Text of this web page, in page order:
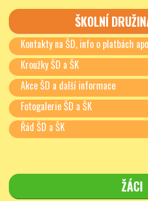
ŠKOLNÍ
Kontakty na ŠD, info o platbách
Kroužky ŠD a ŠK
Akce ŠD a další informace
Fotogalerie ŠD a ŠK
Řád ŠD a ŠK
ŽÁCI